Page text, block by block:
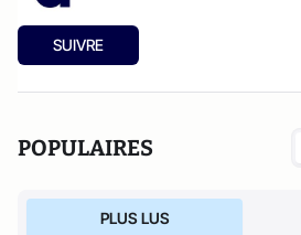
SUIVRE
POPULAIRES
PLUS LUS